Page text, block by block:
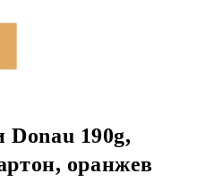
Donau 190g,
оранжев